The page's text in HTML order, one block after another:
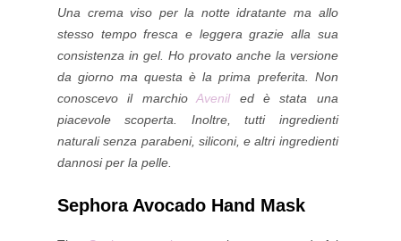
Una crema viso per la notte idratante ma allo
stesso tempo fresca e leggera grazie alla sua
consistenza in gel. Ho provato anche la versione
da giorno ma questa è la prima preferita. Non
conoscevo il marchioAvenil ed è stata una
piacevole scoperta. Inoltre, tutti ingredienti
naturali senza parabeni, siliconi, e altri ingredienti
dannosi per la pelle.
Sephora Avocado Hand Mask